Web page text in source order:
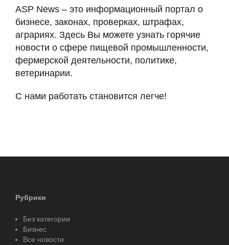
ASP News – это информационный портал о
бизнесе, законах, проверках, штрафах,
аграриях. Здесь Вы можете узнать горячие
новости о сфере пищевой промышленности,
фермерской деятельности, политике,
ветеринарии.
С нами работать становится легче!
Рубрики
Без категории
Бизнес
Все новости